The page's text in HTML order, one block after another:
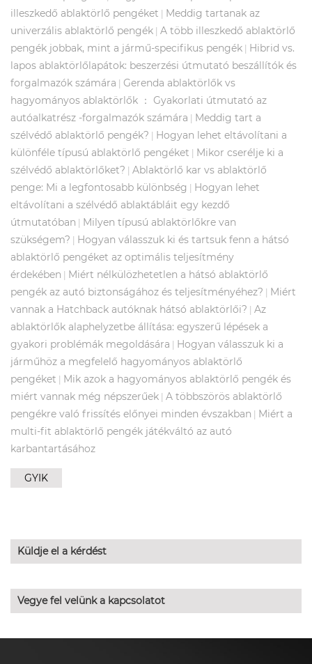
illeszkedő ablaktörlő pengéket
Meddig tartanak az
univerzális ablaktörlő pengék A több illeszkedő ablaktörlő
pengék jobbak, mint a jármű-specifikus pengék
Hibrid vs.
lapos ablaktörlőlapátok: beszerzési útmutató beszállítók és
forgalmazók számára
Gerenda ablaktörlők vs
hagyományos ablaktörlők ： Gyakorlati útmutató az
autóalkatrész -forgalmazók számára
Meddig tart a
szélvédő ablaktörlő pengék?
Hogyan lehet eltávolítani a
különféle típusú ablaktörlő pengéket
Mikor cserélje ki a
szélvédő ablaktörlőket?
Ablaktörlő kar vs ablaktörlő
penge: Mi a legfontosabb különbség
Hogyan lehet
eltávolítani a szélvédő ablaktábláit egy kezdő
útmutatóban
Milyen típusú ablaktörlőkre van
szükségem?
Hogyan válasszuk ki és tartsuk fenn a hátsó
ablaktörlő pengéket az optimális teljesítmény
érdekében
Miért nélkülözhetetlen a hátsó ablaktörlő
pengék az autó biztonságához és teljesítményéhez?
Miért
vannak a Hatchback autóknak hátsó ablaktörlői?
Az
ablaktörlők alaphelyzetbe állítása: egyszerű lépések a
gyakori problémák megoldására
Hogyan válasszuk ki a
járműhöz a megfelelő hagyományos ablaktörlő
pengéket
Mik azok a hagyományos ablaktörlő pengék és
miért vannak még népszerűek A többszörös ablaktörlő
pengékre való frissítés előnyei minden évszakban
Miért a
multi-fit ablaktörlő pengék játékváltó az autó
karbantartásához
GYIK
Küldje el a kérdést
Vegye fel velünk a kapcsolatot